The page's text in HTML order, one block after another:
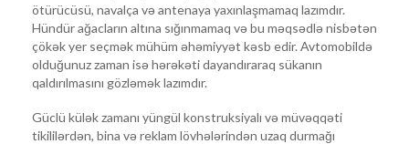
ötürücüsü, navalça və antenaya yaxınlaşmamaq lazımdır.
Hündür ağacların altına sığınmamaq və bu məqsədlə nisbətən
çökək yer seçmək mühüm əhəmiyyət kəsb edir. Avtomobildə
olduğunuz zaman isə hərəkəti dayandıraraq sükanın
qaldırılmasını gözləmək lazımdır.
Güclü külək zamanı yüngül konstruksiyalı və müvəqqəti
tikililərdən, bina və reklam lövhələrindən uzaq durmağı